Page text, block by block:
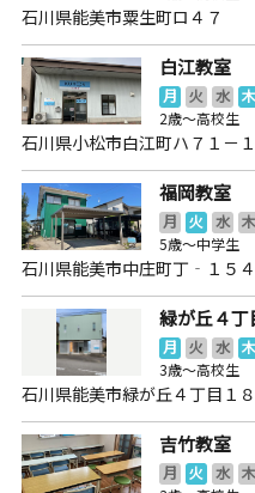
石川県能美市粟生町ロ４７
白江教室
月 火 水 木
2歳～高校生
石川県小松市白江町ハ７１－１
福岡教室
月 火 水 木
5歳～中学生
石川県能美市中庄町丁‐１５
緑が丘４丁
月 火 水 木
3歳～高校生
石川県能美市緑が丘４丁目１
吉竹教室
月 火 水 木